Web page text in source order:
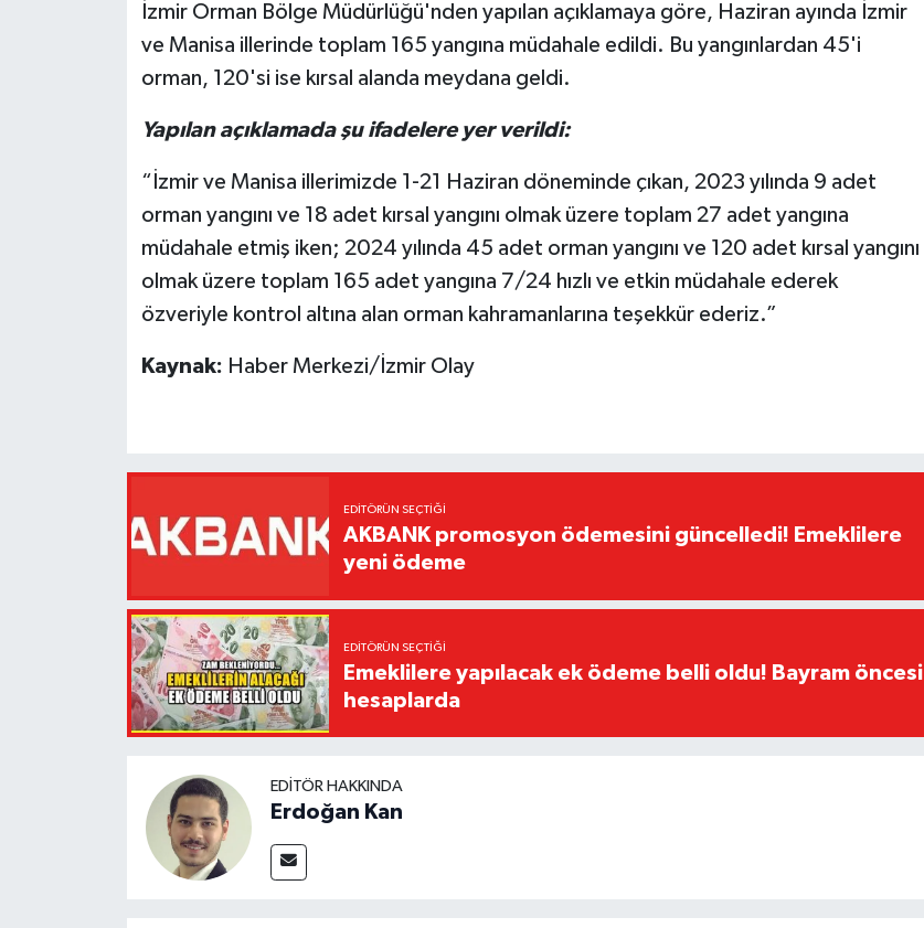
İzmir Orman Bölge Müdürlüğü'nden yapılan açıklamaya göre, Haziran ayında İzmir
ve Manisa illerinde toplam 165 yangına müdahale edildi. Bu yangınlardan 45'i
orman, 120'si ise kırsal alanda meydana geldi.
Yapılan açıklamada şu ifadelere yer verildi:
“İzmir ve Manisa illerimizde 1-21 Haziran döneminde çıkan, 2023 yılında 9 adet
orman yangını ve 18 adet kırsal yangını olmak üzere toplam 27 adet yangına
müdahale etmiş iken; 2024 yılında 45 adet orman yangını ve 120 adet kırsal yangını
olmak üzere toplam 165 adet yangına 7/24 hızlı ve etkin müdahale ederek
özveriyle kontrol altına alan orman kahramanlarına teşekkür ederiz.”
Kaynak: Haber Merkezi/İzmir Olay
EDITÖRÜN SEÇTIĞI
AKBANK promosyon ödemesini güncelledi! Emeklilere
yeni ödeme
EDITÖRÜN SEÇTIĞI
Emeklilere yapılacak ek ödeme belli oldu! Bayram öncesi
hesaplarda
EDITÖR HAKKINDA
Erdoğan Kan